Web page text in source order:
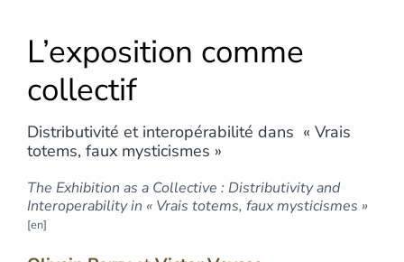
L’exposition comme
collectif
Distributivité et interopérabilité dans « Vrais
totems, faux mysticismes »
The Exhibition as a Collective : Distributivity and
Interoperability in « Vrais totems, faux mysticismes »